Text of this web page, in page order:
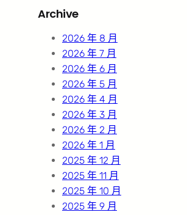
c
Archive
2026 年 8 月
2026 年 7 月
2026 年 6 月
2026 年 5 月
2026 年 4 月
2026 年 3 月
2026 年 2 月
2026 年 1 月
2025 年 12 月
2025 年 11 月
2025 年 10 月
2025 年 9 月